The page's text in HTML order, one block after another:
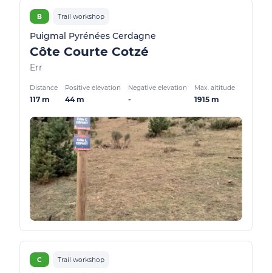
B Trail workshop
Puigmal Pyrénées Cerdagne
Côte Courte Cotzé
Err
Distance
117 m
Positive elevation
44 m
Negative elevation
-
Max. altitude
1915 m
C Trail workshop